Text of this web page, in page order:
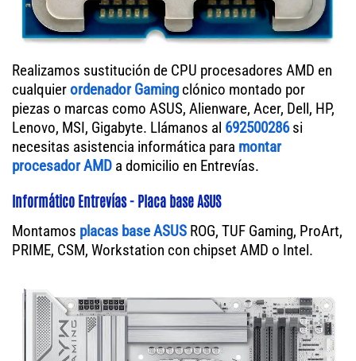
Realizamos sustitución de CPU procesadores AMD en
cualquierordenador Gaming clónico montado por
piezas o marcas como ASUS, Alienware, Acer, Dell, HP,
Lenovo, MSI, Gigabyte. Llámanos al 692500286si
necesitas asistencia informática para montar
procesador AMD a domicilio en Entrevías.
Informático Entrevías - Placa base ASUS
Montamos placas base ASUS ROG, TUF Gaming, ProArt,
PRIME, CSM, Workstation con chipset AMD o Intel.